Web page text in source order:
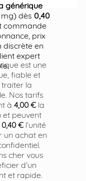
générique
mg) dès0,40
commande
prix
discrète en
expert
est une
fiable et
la
Nos tarifs
à 4,00 €la
et peuvent
0,40 €l’unité
un achat en
cher vous
d’un
et rapide.